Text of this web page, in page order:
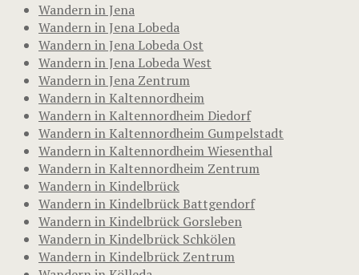
Wandern in Jena
Wandern in Jena Lobeda
Wandern in Jena Lobeda Ost
Wandern in Jena Lobeda West
Wandern in Jena Zentrum
Wandern in Kaltennordheim
Wandern in Kaltennordheim Diedorf
Wandern in Kaltennordheim Gumpelstadt
Wandern in Kaltennordheim Wiesenthal
Wandern in Kaltennordheim Zentrum
Wandern in Kindelbrück
Wandern in Kindelbrück Battgendorf
Wandern in Kindelbrück Gorsleben
Wandern in Kindelbrück Schkölen
Wandern in Kindelbrück Zentrum